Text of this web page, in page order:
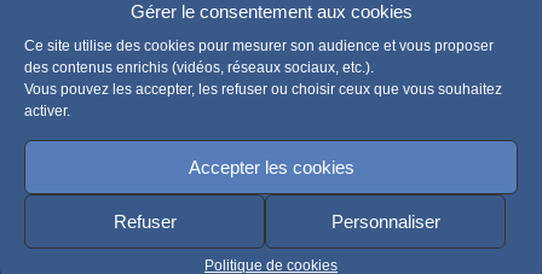
Gérer le consentement aux cookies
Ce site utilise des cookies pour mesurer son audience et vous proposer
des contenus enrichis (vidéos, réseaux sociaux, etc.).
Vous pouvez les accepter, les refuser ou choisir ceux que vous souhaitez
activer.
Accepter les cookies
Refuser Personnaliser
Politique de cookies